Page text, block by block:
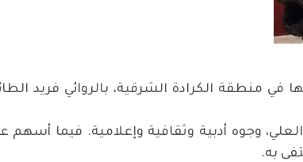
في منطقة الكرادة الشرقية، بالروائي فريد
وجوه أدبية وثقافية وإعلامية. فيما
به.